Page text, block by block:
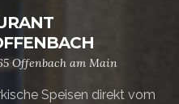
Offenbach am Main
Speisen direkt vom